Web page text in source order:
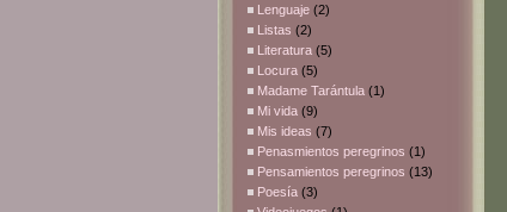
Lenguaje (2)
Listas (2)
Literatura (5)
Locura (5)
Madame Tarántula (1)
Mi vida (9)
Mis ideas (7)
Penasmientos peregrinos (1)
Pensamientos peregrinos (13)
Poesía (3)